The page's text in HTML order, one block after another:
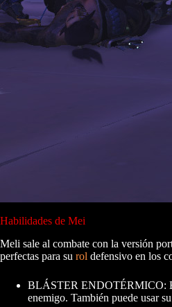
Habilidades de Mei
Meli sale al combate con la versión
perfectas para su rol defensivo en los
BLÁSTER ENDOTÉRMICO: El
enemigo. También puede usar